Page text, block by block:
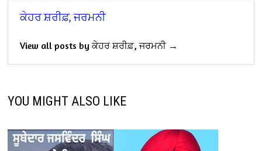
ਕੇਹਰ ਸ਼ਰੀਫ਼, ਜਰਮਨੀ
View all posts by ਕੇਹਰ ਸ਼ਰੀਫ਼, ਜਰਮਨੀ →
YOU MIGHT ALSO LIKE